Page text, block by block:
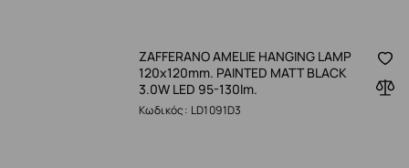
ZAFFERANO AMELIE HANGING LAMP
120x120mm. PAINTED MATT BLACK
3.0W LED 95-130lm.
Κωδικός: LD1091D3